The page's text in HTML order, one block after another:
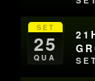
SET
25
QUA